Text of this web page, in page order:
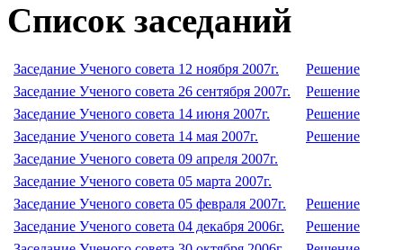
Список заседаний
Заседание Ученого совета 12 ноября 2007г.
Решение
Заседание Ученого совета 26 сентября 2007г.
Решение
Заседание Ученого совета 14 июня 2007г.
Решение
Заседание Ученого совета 14 мая 2007г.
Решение
Заседание Ученого совета 09 апреля 2007г.
Заседание Ученого совета 05 марта 2007г.
Заседание Ученого совета 05 февраля 2007г.
Решение
Заседание Ученого совета 04 декабря 2006г.
Решение